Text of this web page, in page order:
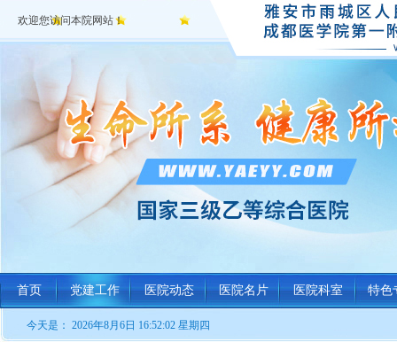
欢迎您访问本院网站！
首页 党建工作 医院动态 医院名片 医院科室 特色
今天是： 2026年8月6日 16:52:02 星期四